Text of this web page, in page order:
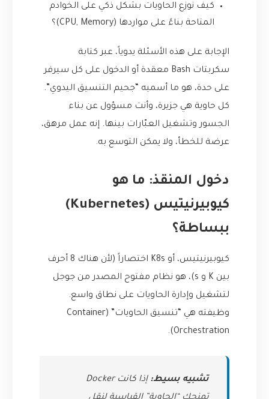
كيف نوزع الحاويات بشكل ذكي على الخوادم
المتاحة بناءً على مواردها (CPU, Memory)؟
الإجابة على هذه الأسئلة يدوياً، عبر كتابة
سكربتات Bash معقدة أو الدخول على كل سيرفر
على حدة، هو ما أسميه “جحيم التنسيق اليدوي”.
كل حاوية هي جزيرة، وأنت مسؤول عن بناء
الجسور وتشغيل العبّارات بينها. إنه عمل مرهق،
عرضة للخطأ، ولا يمكن التوسع به.
دخول المنقذ: ما هو
كيوبيرنيتيس (Kubernetes)
ببساطة؟
كيوبيرنيتيس، أو K8s اختصاراً (لأن هناك 8 أحرف
بين K و s)، هو نظام مفتوح المصدر من جوجل
لتشغيل وإدارة الحاويات على نطاق واسع.
وظيفته هي “تنسيق الحاويات” (Container
Orchestration).
تشبيه بسيط:
إذا كانت Docker